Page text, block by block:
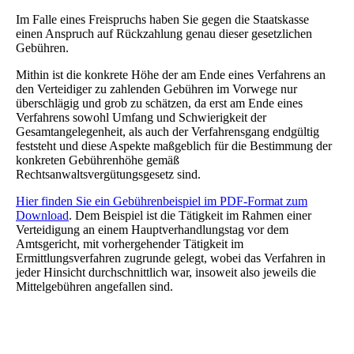
Im Falle eines Freispruchs haben Sie gegen die Staatskasse
einen Anspruch auf Rückzahlung genau dieser gesetzlichen
Gebühren.
Mithin ist die konkrete Höhe der am Ende eines Verfahrens an
den Verteidiger zu zahlenden Gebühren im Vorwege nur
überschlägig und grob zu schätzen, da erst am Ende eines
Verfahrens sowohl Umfang und Schwierigkeit der
Gesamtangelegenheit, als auch der Verfahrensgang endgültig
feststeht und diese Aspekte maßgeblich für die Bestimmung der
konkreten Gebührenhöhe gemäß
Rechtsanwaltsvergütungsgesetz sind.
Hier finden Sie ein Gebührenbeispiel im PDF-Format zum
Download. Dem Beispiel ist die Tätigkeit im Rahmen einer
Verteidigung an einem Hauptverhandlungstag vor dem
Amtsgericht, mit vorhergehender Tätigkeit im
Ermittlungsverfahren zugrunde gelegt, wobei das Verfahren in
jeder Hinsicht durchschnittlich war, insoweit also jeweils die
Mittelgebühren angefallen sind.